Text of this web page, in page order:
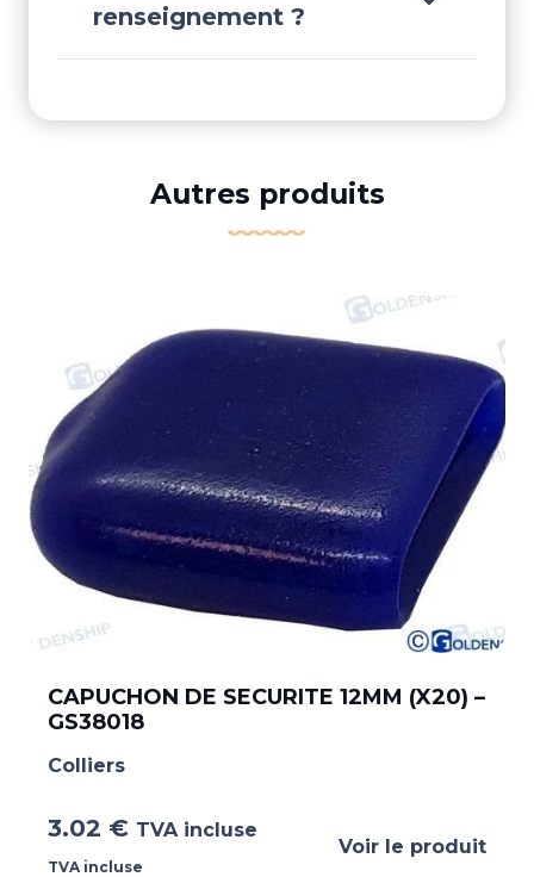
renseignement ?
Autres produits
CAPUCHON DE SECURITE 12MM (X20) –
GS38018
Colliers
3.02 € TVA incluse
TVA incluse
Voir le produit